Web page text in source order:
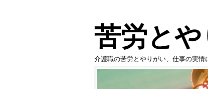
苦労と
介護職の苦労とやりがい、仕事の実情